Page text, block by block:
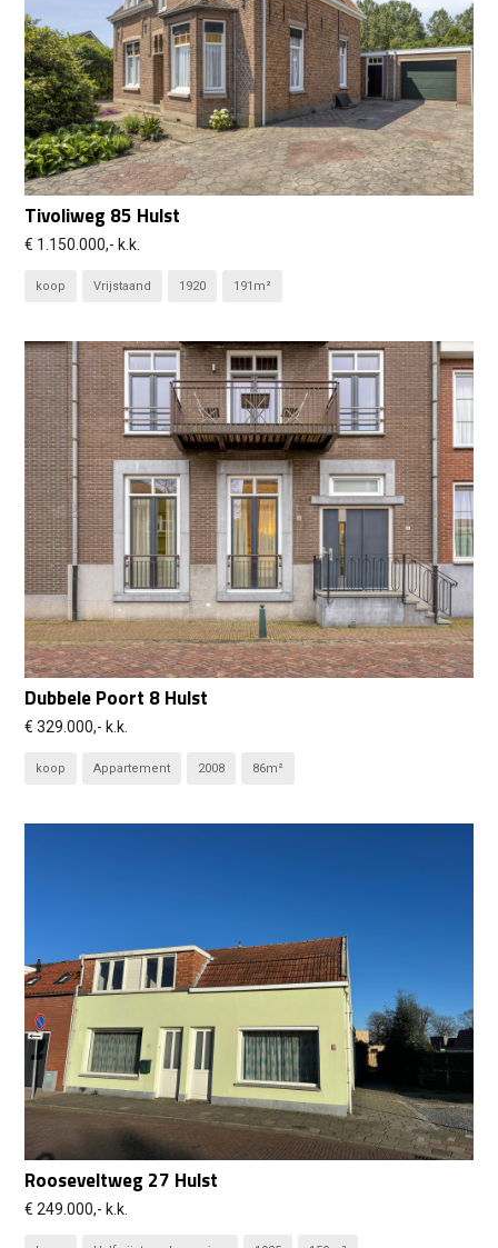
Tivoliweg 85 Hulst
€ 1.150.000,- k.k.
koop Vrijstaand 1920 191m²
Dubbele Poort 8 Hulst
€ 329.000,- k.k.
koop Appartement 2008 86m²
Rooseveltweg 27 Hulst
€ 249.000,- k.k.